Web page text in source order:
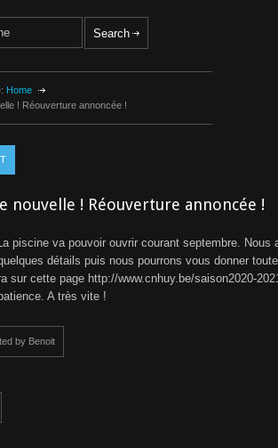
Home
! Réouverture annoncée !
nouvelle ! Réouverture annoncée !
piscine va pouvoir ouvrir courant septembre. Nous
détails puis nous pourrons vous donner
sur cette page http://www.cnhuy.be/saison2020-
A très vite !
by Benoit